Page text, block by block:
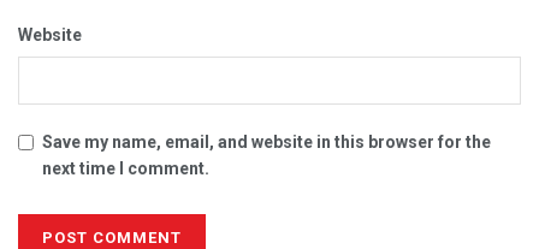
Website
Save my name, email, and website in this browser for the
next time I comment.